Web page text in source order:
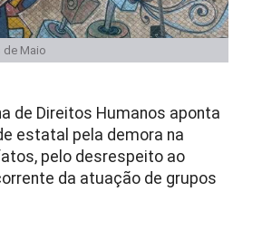
de Maio
de Direitos Humanos aponta
estatal pela demora na
pelo desrespeito ao
da atuação de grupos